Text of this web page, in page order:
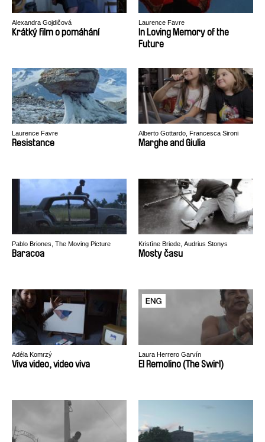
Alexandra Gojdičová
Krátký film o pomáhání
Laurence Favre
In Loving Memory of the
Future
Laurence Favre
Resistance
Alberto Gottardo, Francesca Sironi
Marghe and Giulia
Pablo Briones, The Moving Picture
Boys
Baracoa
Kristīne Briede, Audrius Stonys
Mosty času
Adéla Komrzý
Viva video, video viva
Laura Herrero Garvín
El Remolino (The Swirl)